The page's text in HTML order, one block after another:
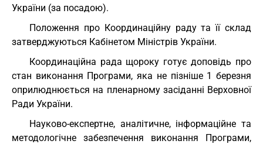
України (за посадою).
Положення про Координаційну раду та її склад
затверджуються Кабінетом Міністрів України.
Координаційна рада щороку готує доповідь про
стан виконання Програми, яка не пізніше 1 березня
оприлюднюється на пленарному засіданні Верховної
Ради України.
Науково-експертне, аналітичне, інформаційне та
методологічне забезпечення виконання Програми,